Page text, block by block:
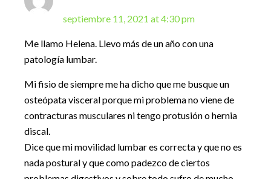
septiembre 11, 2021 at 4:30 pm
Me llamo Helena. Llevo más de un año con una
patología lumbar.
Mi fisio de siempre me ha dicho que me busque un
osteópata visceral porque mi problema no viene de
contracturas musculares ni tengo protusión o hernia
discal.
Dice que mi movilidad lumbar es correcta y que no es
nada postural y que como padezco de ciertos